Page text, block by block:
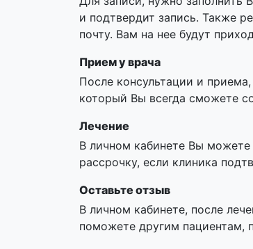
и подтвердит запись. Также
почту. Вам на нее будут
Прием у врача
После консультации и
который Вы всегда сможете
Лечение
В личном кабинете Вы можете
рассрочку, если клиника
Оставьте отзыв
В личном кабинете, после
поможете другим пациентам,